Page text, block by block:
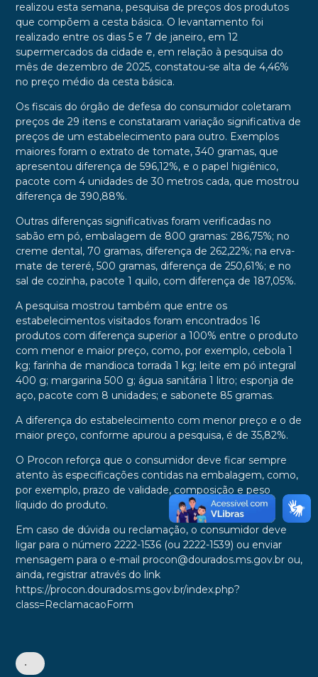
realizou esta semana, pesquisa de preços dos produtos
que compõem a cesta básica. O levantamento foi
realizado entre os dias 5 e 7 de janeiro, em 12
supermercados da cidade e, em relação à pesquisa do
mês de dezembro de 2025, constatou-se alta de 4,46%
no preço médio da cesta básica.
Os fiscais do órgão de defesa do consumidor coletaram
preços de 29 itens e constataram variação significativa de
preços de um estabelecimento para outro. Exemplos
maiores foram o extrato de tomate, 340 gramas, que
apresentou diferença de 596,12%, e o papel higiênico,
pacote com 4 unidades de 30 metros cada, que mostrou
diferença de 390,88%.
Outras diferenças significativas foram verificadas no
sabão em pó, embalagem de 800 gramas: 286,75%; no
creme dental, 70 gramas, diferença de 262,22%; na erva-
mate de tereré, 500 gramas, diferença de 250,61%; e no
sal de cozinha, pacote 1 quilo, com diferença de 187,05%.
A pesquisa mostrou também que entre os
estabelecimentos visitados foram encontrados 16
produtos com diferença superior a 100% entre o produto
com menor e maior preço, como, por exemplo, cebola 1
kg; farinha de mandioca torrada 1 kg; leite em pó integral
400 g; margarina 500 g; água sanitária 1 litro; esponja de
aço, pacote com 8 unidades; e sabonete 85 gramas.
A diferença do estabelecimento com menor preço e o de
maior preço, conforme apurou a pesquisa, é de 35,82%.
O Procon reforça que o consumidor deve ficar sempre
atento às especificações contidas na embalagem, como,
por exemplo, prazo de validade, composição e peso
líquido do produto.
Em caso de dúvida ou reclamação, o consumidor deve
ligar para o número 2222-1536 (ou 2222-1539) ou enviar
mensagem para o e-mail procon@dourados.ms.gov.br ou,
ainda, registrar através do link
https://procon.dourados.ms.gov.br/index.php?
class=ReclamacaoForm
•